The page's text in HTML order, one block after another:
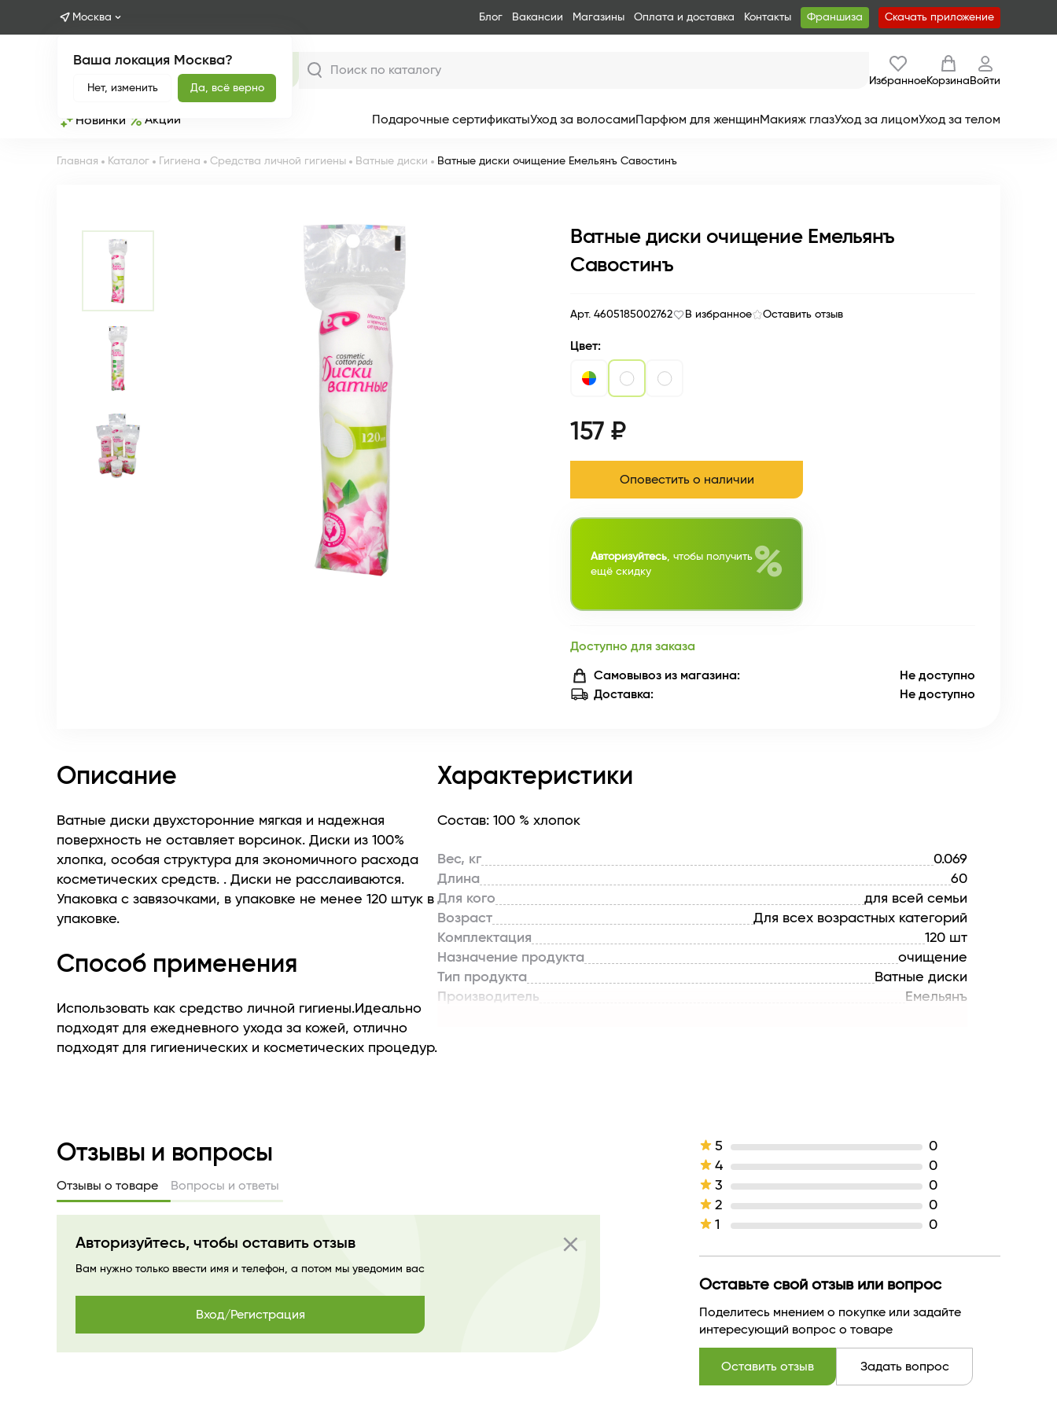
Москва Блог Вакансии Магазины Оплата и доставка Контакты Франшиза Скачать приложение
Ваша локация Москва?
Нет, изменить Да, всё верно
ИзбранноеКорзина Войти
Новинки Акции Подарочные сертификатыУход за волосамиПарфюм для женщинМакияж глазУход за лицомУход за телом
Главная Каталог Гигиена Средства личной гигиены Ватные диски Ватные диски очищение Емельянъ Савостинъ
Ватные диски очищение Емельянъ
Савостинъ
Арт. 4605185002762 В избранное Оставить отзыв
Цвет:
157 ₽
Оповестить о наличии
Авторизуйтесь , чтобы получить
ещё скидку
%
Доступно для заказа
Самовывоз из магазина:
Не доступно
Доставка:
Не доступно
Описание
Ватные диски двухсторонние мягкая и надежная
поверхность не оставляет ворсинок. Диски из 100%
хлопка, особая структура для экономичного расхода
косметических средств. . Диски не расслаиваются.
Упаковка с завязочками, в упаковке не менее 120 штук в
упаковке.
Способ применения
Использовать как средство личной гигиены.Идеально
подходят для ежедневного ухода за кожей, отлично
подходят для гигиенических и косметических процедур.
Характеристики
Состав: 100 % хлопок
Вес, кг
0.069
Длина
60
Для кого
для всей семьи
Возраст
Для всех возрастных категорий
Комплектация
120 шт
Назначение продукта
очищение
Тип продукта
Ватные диски
Производитель
Емельянъ
Отзывы и вопросы
Отзывы о товаре Вопросы и ответы
close
Авторизуйтесь, чтобы оставить отзыв
Вам нужно только ввести имя и телефон, а потом мы уведомим вас
Вход/Регистрация
5
0
4
0
3
0
2
0
1
0
Оставьте свой отзыв или вопрос
Поделитесь мнением о покупке или задайте
интересующий вопрос о товаре
Оставить отзыв Задать вопрос